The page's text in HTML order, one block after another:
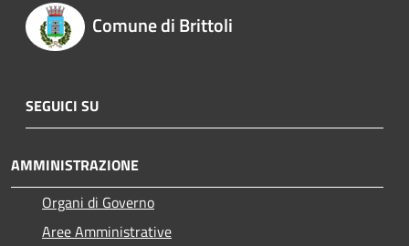
Comune di Brittoli
SEGUICI SU
AMMINISTRAZIONE
Organi di Governo
Aree Amministrative